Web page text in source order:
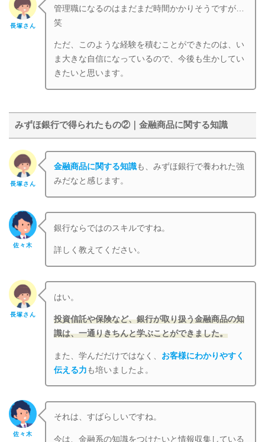
長塚さん
管理職になるのはまだまだ時間かかりそうですが…
笑
ただ、このような経験を積むことができたのは、い
ま大きな自信になっているので、今後も生かしてい
きたいと思います。
みずほ銀行で得られたもの②｜金融商品に関する知識
長塚さん
金融商品に関する知識も、みずほ銀行で養われた強
みだなと感じます。
佐々木
銀行ならではのスキルですね。
詳しく教えてください。
長塚さん
はい。
投資信託や保険など、銀行が取り扱う金融商品の知
識は、一通りきちんと学ぶことができました。
また、学んだだけではなく、 お客様にわかりやすく
伝える力 も培いましたよ。
佐々木
それは、すばらしいですね。
今は、金融系の知識をつけたいと情報収集している